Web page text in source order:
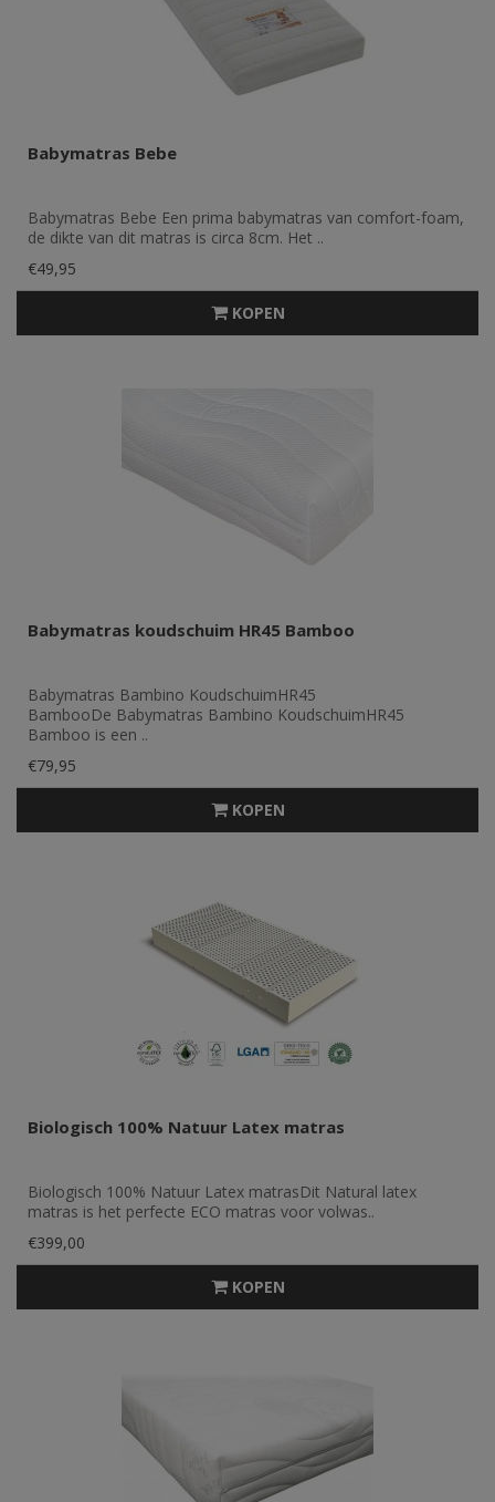
Babymatras Bebe
Babymatras Bebe Een prima babymatras van comfort-foam,
de dikte van dit matras is circa 8cm. Het ..
€49,95
KOPEN
Babymatras koudschuim HR45 Bamboo
Babymatras Bambino KoudschuimHR45
BambooDe Babymatras Bambino KoudschuimHR45
Bamboo is een ..
€79,95
KOPEN
Biologisch 100% Natuur Latex matras
Biologisch 100% Natuur Latex matrasDit Natural latex
matras is het perfecte ECO matras voor volwas..
€399,00
KOPEN